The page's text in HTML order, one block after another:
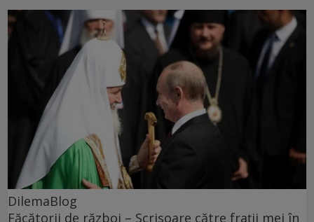
DilemaBlog
Făcătorii de război – Scrisoare către frații mei în